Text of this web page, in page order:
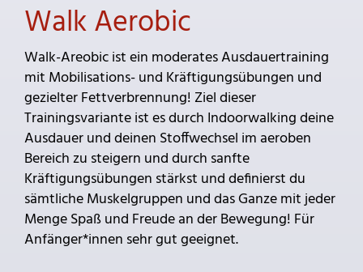
Walk Aerobic
Walk-Areobic ist ein moderates Ausdauertraining
mit Mobilisations- und Kräftigungsübungen und
gezielter Fettverbrennung! Ziel dieser
Trainingsvariante ist es durch Indoorwalking deine
Ausdauer und deinen Stoffwechsel im aeroben
Bereich zu steigern und durch sanfte
Kräftigungsübungen stärkst und definierst du
sämtliche Muskelgruppen und das Ganze mit jeder
Menge Spaß und Freude an der Bewegung! Für
Anfänger*innen sehr gut geeignet.